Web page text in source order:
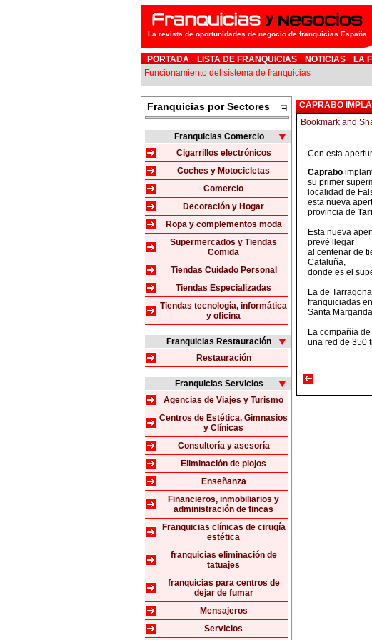
La revista de oportunidades de negocio de franquicias España
PORTADA LISTA DE FRANQUICIAS NOTICIAS LA
Funcionamiento del sistema de franquicias
Franquicias por Sectores
Franquicias Comercio
Cigarrillos electrónicos
Coches y Motocicletas
Comercio
Decoración y Hogar
Ropa y complementos moda
Supermercados y Tiendas
Comida
Tiendas Cuidado Personal
Tiendas Especializadas
Tiendas tecnología, informática
y oficina
Franquicias Restauración
Restauración
Franquicias Servicios
Agencias de Viajes y Turismo
Centros de Estética, Gimnasios
y Clínicas
Consultoría y asesoría
Eliminación de piojos
Enseñanza
Financieros, inmobiliarios y
administración de fincas
Franquicias clínicas de cirugía
estética
franquicias eliminación de
tatuajes
franquicias para centros de
dejar de fumar
Mensajeros
Servicios
CAPRABO
Con esta
Caprabo
su primer
localidad de
esta nueva
provincia de
Esta nueva
prevé llegar
al centenar de
Cataluña,
donde es el
La de
franquiciadas
Santa
La compañía
una red de 350